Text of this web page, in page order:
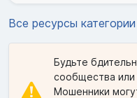
Все ресурсы
Будьте
сообщества или
Мошенники